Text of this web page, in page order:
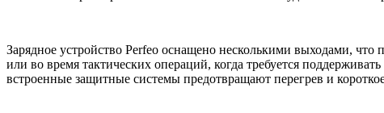
Зарядное устройство Perfeo оснащено несколькими выходами, что
или во время тактических операций, когда требуется
встроенные защитные системы предотвращают перегрев и